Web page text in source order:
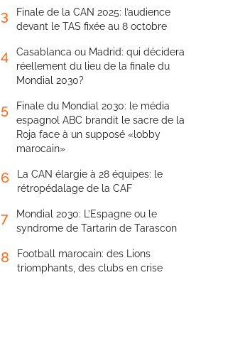
3
Finale de la CAN 2025: l’audience
devant le TAS fixée au 8 octobre
4
Casablanca ou Madrid: qui décidera
réellement du lieu de la finale du
Mondial 2030?
5
Finale du Mondial 2030: le média
espagnol ABC brandit le sacre de la
Roja face à un supposé «lobby
marocain»
6
La CAN élargie à 28 équipes: le
rétropédalage de la CAF
7
Mondial 2030: L’Espagne ou le
syndrome de Tartarin de Tarascon
8
Football marocain: des Lions
triomphants, des clubs en crise